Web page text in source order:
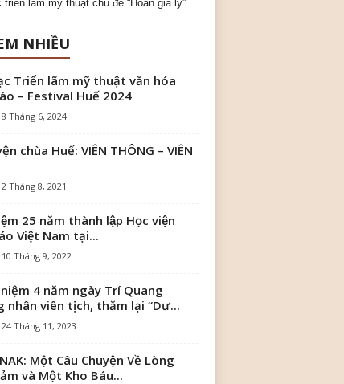
triển lãm mỹ thuật chủ đề “Hoàn gia lý”
NHIỀU
Triển lãm mỹ thuật văn hóa
– Festival Huế 2024
8 Tháng 6, 2024
chùa Huế: VIÊN THÔNG – VIÊN
2 Tháng 8, 2021
25 năm thành lập Học viện
Việt Nam tại...
10 Tháng 9, 2022
4 năm ngày Trí Quang
nhân viên tịch, thăm lại “Dư...
24 Tháng 11, 2023
Một Câu Chuyện Về Lòng
và Một Kho Báu...